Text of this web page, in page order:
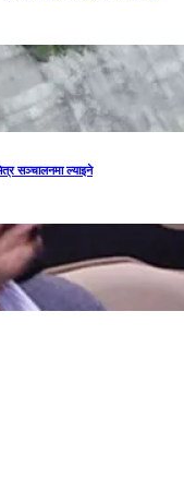
सञ्चालनमा ल्याइने